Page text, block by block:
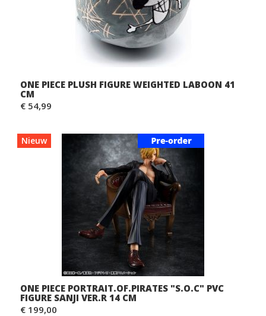
ONE PIECE PLUSH FIGURE WEIGHTED LABOON 41
CM
€ 54,99
Nieuw
ONE PIECE PORTRAIT.OF.PIRATES "S.O.C" PVC
FIGURE SANJI VER.R 14 CM
€ 199,00